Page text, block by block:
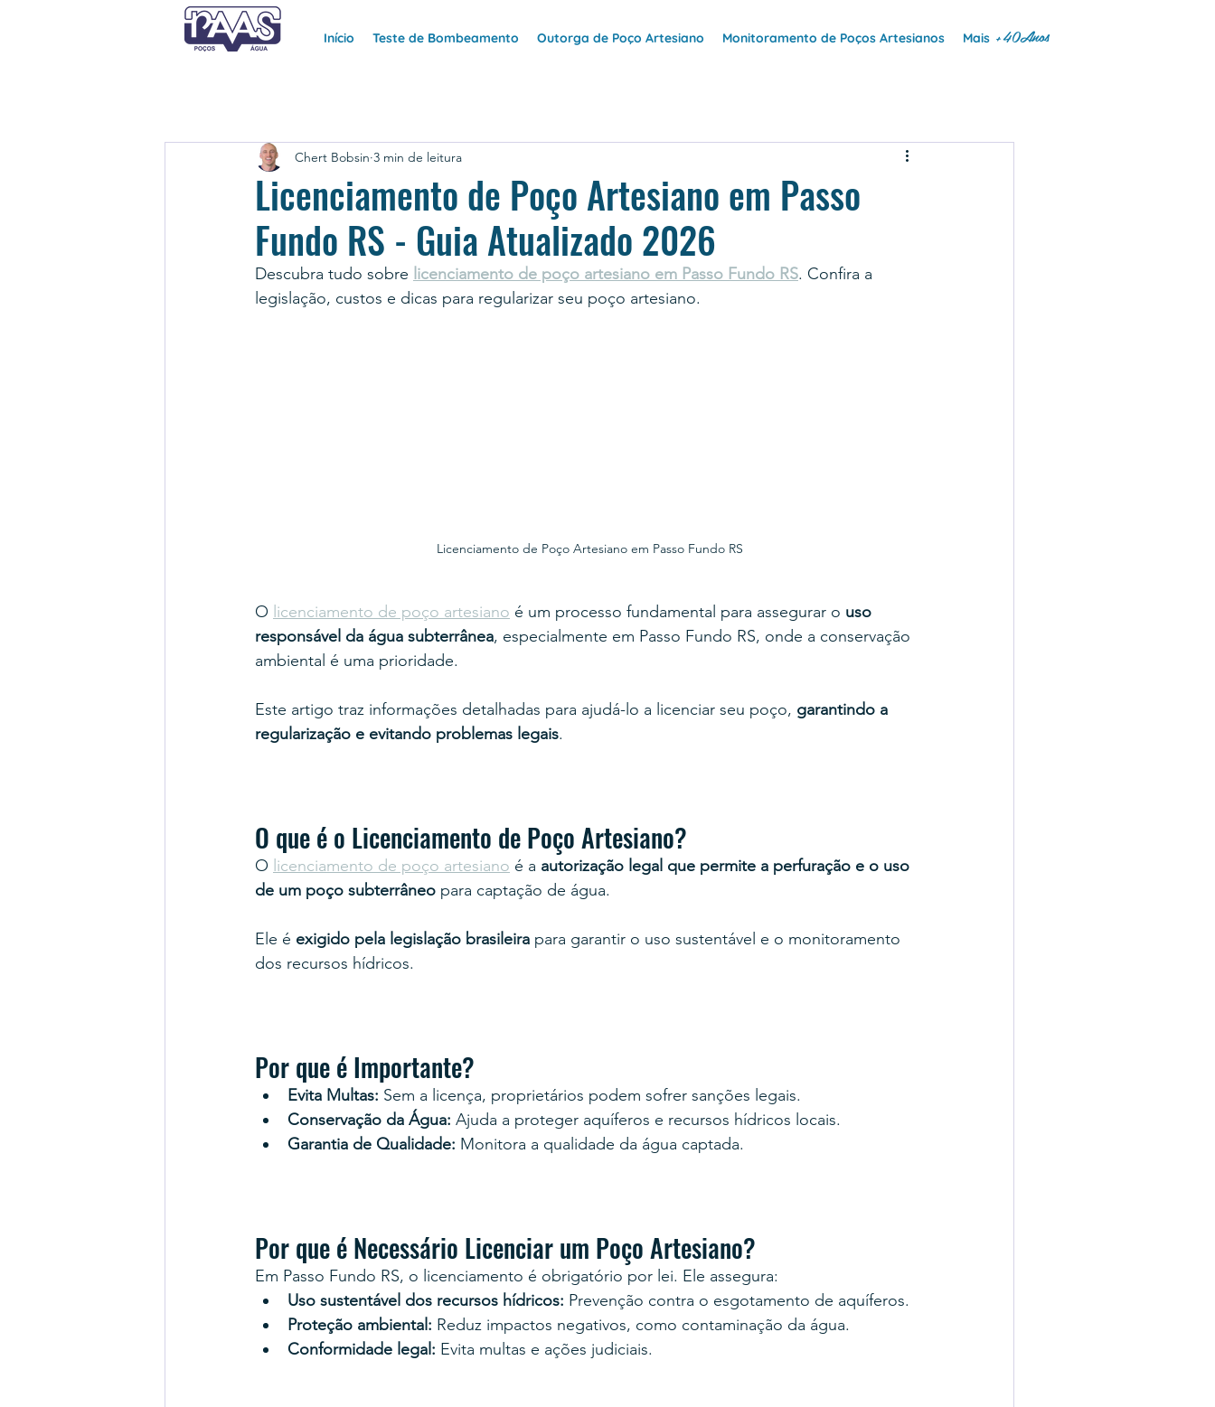
Início Teste de Bombeamento Outorga de Poço Artesiano Monitoramento de Poços Artesianos Mais +40Anos
Licenciamento de Poço Artesiano em Passo
Fundo RS - Guia Atualizado 2026
Chert Bobsin 3 min de leitura
Descubra tudo sobre licenciamento de poço artesiano em Passo Fundo RS. Confira a
legislação, custos e dicas para regularizar seu poço artesiano.
Licenciamento de Poço Artesiano em Passo Fundo RS
O licenciamento de poço artesiano é um processo fundamental para assegurar o uso
responsável da água subterrânea, especialmente em Passo Fundo RS, onde a conservação
ambiental é uma prioridade.
Este artigo traz informações detalhadas para ajudá-lo a licenciar seu poço, garantindo a
regularização e evitando problemas legais.
O que é o Licenciamento de Poço Artesiano?
O licenciamento de poço artesiano é a autorização legal que permite a perfuração e o uso
de um poço subterrâneo para captação de água.
Ele é exigido pela legislação brasileira para garantir o uso sustentável e o monitoramento
dos recursos hídricos.
Por que é Importante?
Evita Multas: Sem a licença, proprietários podem sofrer sanções legais.
Conservação da Água: Ajuda a proteger aquíferos e recursos hídricos locais.
Garantia de Qualidade: Monitora a qualidade da água captada.
Por que é Necessário Licenciar um Poço Artesiano?
Em Passo Fundo RS, o licenciamento é obrigatório por lei. Ele assegura:
Uso sustentável dos recursos hídricos: Prevenção contra o esgotamento de aquíferos.
Proteção ambiental: Reduz impactos negativos, como contaminação da água.
Conformidade legal: Evita multas e ações judiciais.